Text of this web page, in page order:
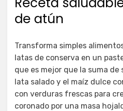
de atún
Transforma simples
latas de conserva en un
que es mejor que la suma de
lata salado y el maíz dulce
con verduras frescas para
coronado por una masa